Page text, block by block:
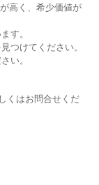
高く、希少価値が
す。
つけてください。
い。
くはお問合せくだ